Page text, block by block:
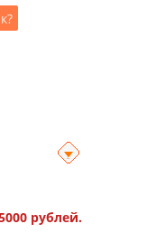
рублей.